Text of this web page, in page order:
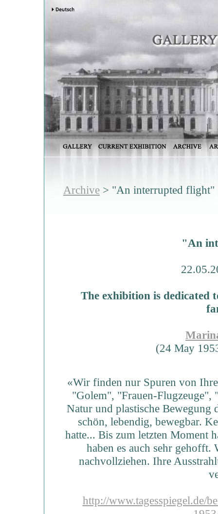
Archive > "An interrupted flight"
"An
The exhibition is
(24 May
«Wir finden nur Spuren von
"Golem", "Frauen-Flugzeuge",
Natur und plastische
schön, lebendig, bewegbar.
hatte... Bis zum letzten Moment
haben es auch sehr gehofft.
nachvollziehen. Ihre
http://www.tagesspiegel.de/